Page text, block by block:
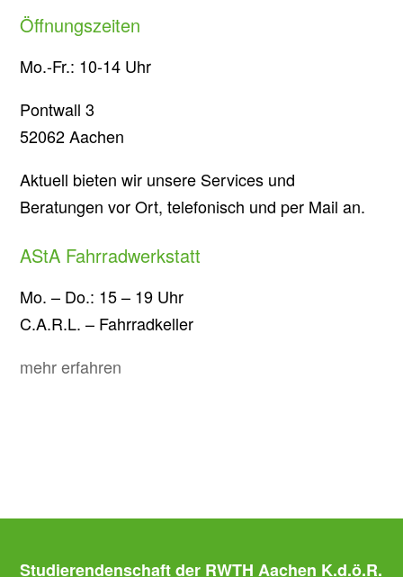
Öffnungszeiten
Mo.-Fr.: 10-14 Uhr
Pontwall 3
52062 Aachen
Aktuell bieten wir unsere Services und
Beratungen vor Ort, telefonisch und per Mail an.
AStA Fahrradwerkstatt
Mo. – Do.: 15 – 19 Uhr
C.A.R.L. – Fahrradkeller
mehr erfahren
Studierendenschaft der RWTH Aachen K.d.ö.R.